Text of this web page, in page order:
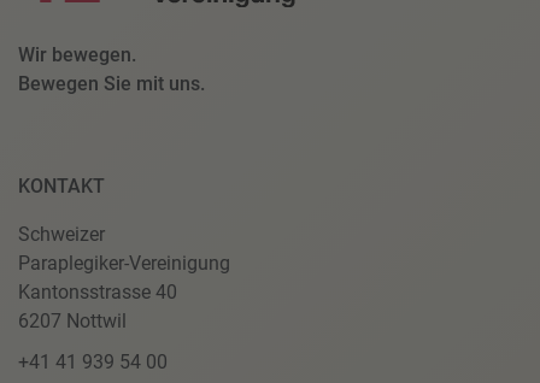
Wir bewegen.
Bewegen Sie mit uns.
KONTAKT
Schweizer
Paraplegiker-Vereinigung
Kantonsstrasse 40
6207 Nottwil
+41 41 939 54 00